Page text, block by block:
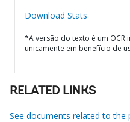
Download Stats
*A versão do texto é um OCR
unicamente em benefício de
RELATED LINKS
See documents related to the